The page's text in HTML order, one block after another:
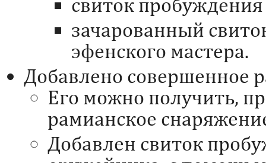
зачарованный
эфенского мастера.
Добавлено совершенное
Его можно получить,
рамианское
Добавлен свиток